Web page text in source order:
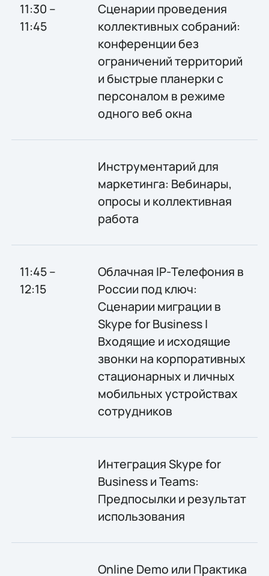
11:30 –
11:45
Сценарии проведения
коллективных собраний:
конференции без
ограничений территорий
и быстрые планерки с
персоналом в режиме
одного веб окна
Инструментарий для
маркетинга: Вебинары,
опросы и коллективная
работа
11:45 –
12:15
Облачная IP-Телефония в
России под ключ:
Сценарии миграции в
Skype for Business |
Входящие и исходящие
звонки на корпоративных
стационарных и личных
мобильных устройствах
сотрудников
Интеграция Skype for
Business и Teams:
Предпосылки и результат
использования
Online Demo или Практика